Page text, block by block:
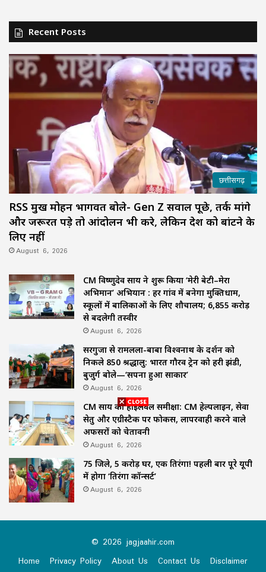
Recent Posts
छत्तीसगढ़
RSS प्रमुख मोहन भागवत बोले- Gen Z सवाल पूछे, तर्क मांगे
और जरूरत पड़े तो आंदोलन भी करे, लेकिन देश को बांटने के
लिए नहीं
August 6, 2026
CM विष्णुदेव साय ने शुरू किया ‘मेरी बेटी–मेरा
अभिमान’ अभियान : हर गांव में बनेगा मुक्तिधाम,
स्कूलों में बालिकाओं के लिए शौचालय; 6,855 करोड़
से बदलेगी तस्वीर
August 6, 2026
सरगुजा से रामलला-बाबा विश्वनाथ के दर्शन को
निकले 850 श्रद्धालु: भारत गौरव ट्रेन को हरी झंडी,
बुजुर्ग बोले—‘सपना हुआ साकार’
August 6, 2026
CM साय की हाईलेवल समीक्षा: CM हेल्पलाइन, सेवा
सेतु और एग्रीस्टैक पर फोकस, लापरवाही करने वाले
अफसरों को चेतावनी
August 6, 2026
75 जिले, 5 करोड़ घर, एक तिरंगा! पहली बार पूरे यूपी
में होगा ‘तिरंगा कॉन्सर्ट’
August 6, 2026
© 2026 jagjaahir.com
Home
Privacy Policy About Us Contact Us
Disclaimer